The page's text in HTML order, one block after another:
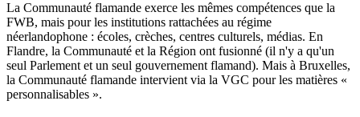
La Communauté flamande exerce les mêmes compétences que la
FWB, mais pour les institutions rattachées au régime
néerlandophone : écoles, crèches, centres culturels, médias. En
Flandre, la Communauté et la Région ont fusionné (il n'y a qu'un
seul Parlement et un seul gouvernement flamand). Mais à Bruxelles,
la Communauté flamande intervient via la VGC pour les matières «
personnalisables ».